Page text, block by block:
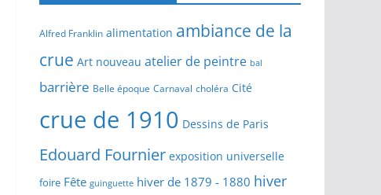
Alfred Franklin alimentation ambiance de la
crue Art nouveau atelier de peintre bal
barrière Belle époque Carnaval choléra Cité
crue de 1910 Dessins de Paris
Edouard Fournier exposition universelle
foire Fête guinguette hiver de 1879 - 1880 hiver